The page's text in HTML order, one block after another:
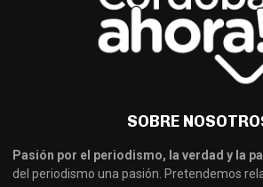
SOBRE
Pasión por el periodismo, la verdad y la
del periodismo una pasión. Pretendemos